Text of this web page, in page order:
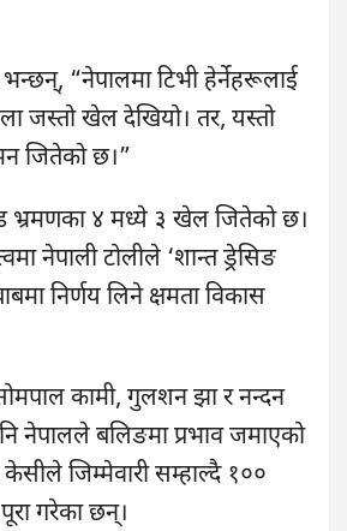
भन्छन्, “नेपालमा टिभी हेर्नेहरूलाई
जस्तो खेल देखियो। तर, यस्तो
जितेको छ।”
भ्रमणका ४ मध्ये ३ खेल जितेको छ।
नेपाली टोलीले ‘शान्त ड्रेसिङ
निर्णय लिने क्षमता विकास
कामी, गुलशन झा र नन्दन
नेपालले बलिङमा प्रभाव जमाएको
जिम्मेवारी सम्हाल्दै १००
गरेका छन्।